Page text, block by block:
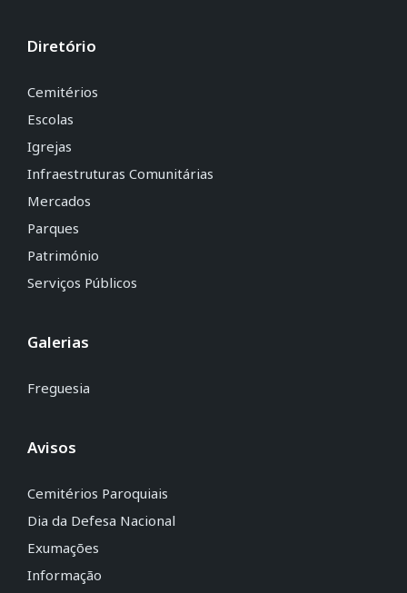
Diretório
Cemitérios
Escolas
Igrejas
Infraestruturas Comunitárias
Mercados
Parques
Património
Serviços Públicos
Galerias
Freguesia
Avisos
Cemitérios Paroquiais
Dia da Defesa Nacional
Exumações
Informação